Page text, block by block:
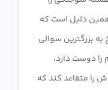
همین دلیل است که
بزرگترین سوالی
دوست دارد،
را متقاعد کند که